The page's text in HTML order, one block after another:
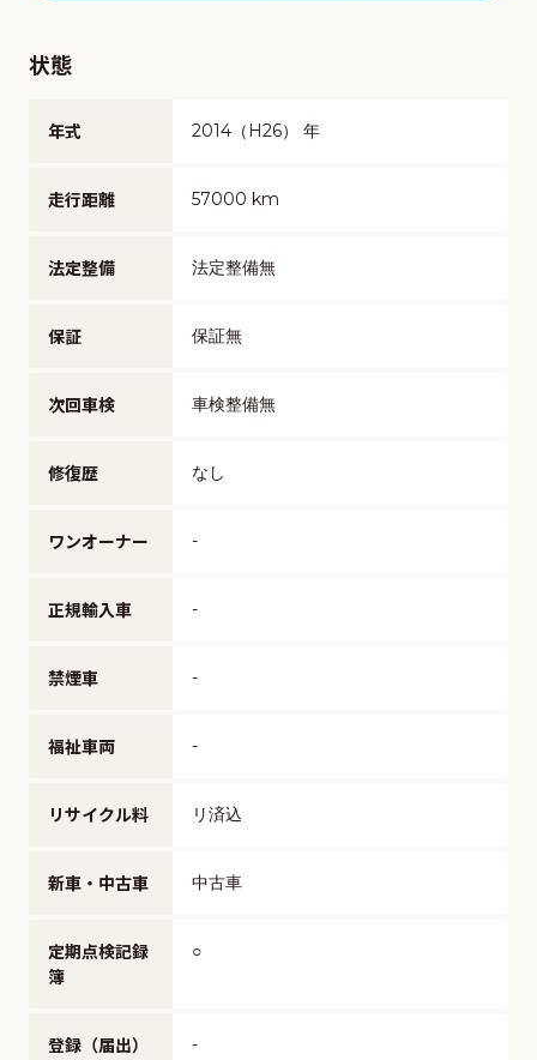
状態
年式 2014（H26） 年
走行距離 57000 km
法定整備 法定整備無
保証 保証無
次回車検 車検整備無
修復歴 なし
ワンオーナー -
正規輸入車 -
禁煙車 -
福祉車両 -
リサイクル料 リ済込
新車・中古車 中古車
定期点検記録
簿
○
登録（届出）
-